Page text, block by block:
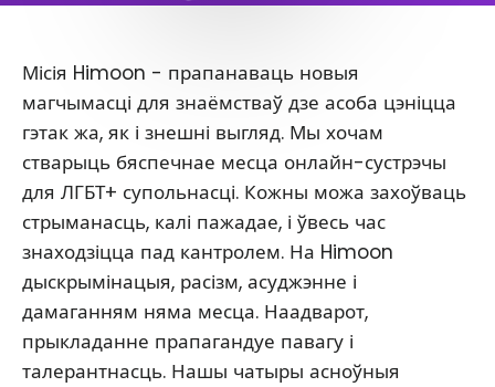
Місія Himoon - прапанаваць новыя
магчымасці для знаёмстваў дзе асоба цэніцца
гэтак жа, як і знешні выгляд. Мы хочам
стварыць бяспечнае месца онлайн-сустрэчы
для ЛГБТ+ супольнасці. Кожны можа захоўваць
стрыманасць, калі пажадае, і ўвесь час
знаходзіцца пад кантролем. На Himoon
дыскрымінацыя, расізм, асуджэнне і
дамаганням няма месца. Наадварот,
прыкладанне прапагандуе павагу і
талерантнасць. Нашы чатыры асноўныя